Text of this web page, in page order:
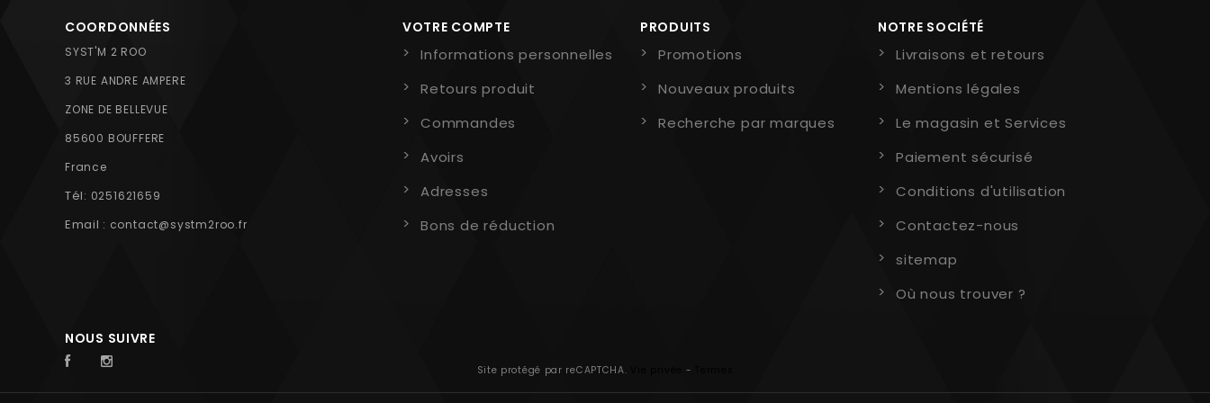
COORDONNÉES
SYST'M 2 ROO
3 RUE ANDRE AMPERE
ZONE DE BELLEVUE
85600 BOUFFERE
France
Tél: 0251621659
Email : contact@systm2roo.fr
VOTRE COMPTE
Informations personnelles
Retours produit
Commandes
Avoirs
Adresses
Bons de réduction
PRODUITS
Promotions
Nouveaux produits
Recherche par marques
NOTRE SOCIÉTÉ
Livraisons et retours
Mentions légales
Le magasin et Services
Paiement sécurisé
Conditions d'utilisation
Contactez-nous
sitemap
Où nous trouver ?
NOUS SUIVRE
Site protégé par reCAPTCHA. -